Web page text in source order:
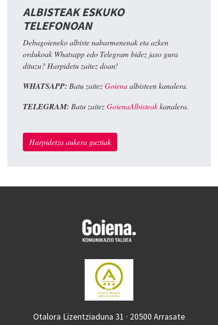
ALBISTEAK ESKUKO
TELEFONOAN
Debagoieneko albiste nabarmenenak eta azken
ordukoak Whatsapp edo Telegram bidez jaso gura
dituzu? Harpidetu zaitez doan!
WHATSAPP: Batu zaitezGoienaalbisteen kanalera.
TELEGRAM: Batu zaitezGoienaAlbisteakkanalera.
Harpidetza aukera guztiak
Otalora Lizentziaduna 31 · 20500 Arrasate